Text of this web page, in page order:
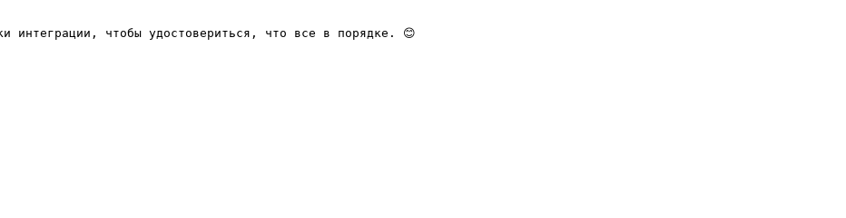
интеграции, чтобы удостовериться, что все в порядке. 😊